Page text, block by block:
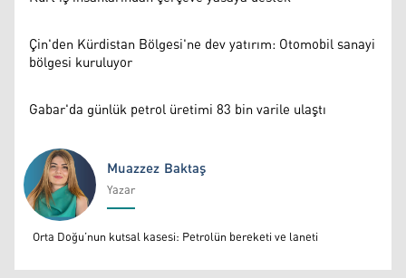
Çin'den Kürdistan Bölgesi'ne dev yatırım: Otomobil sanayi
bölgesi kuruluyor
Gabar'da günlük petrol üretimi 83 bin varile ulaştı
Muazzez Baktaş
Muazzez Baktaş
Yazar
Orta Doğu’nun kutsal kasesi: Petrolün bereketi ve laneti